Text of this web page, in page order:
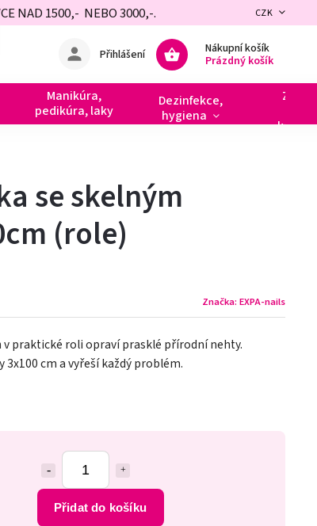
NAD 1500,- NEBO 3000,-. CZK
Nákupní košík
Prázdný košík
Přihlášení
Manikúra,
pedikúra, laky
Dezinfekce,
hygiena
Přidat do košíku
se skelným
(role)
Značka: EXPA-nails
v praktické roli opraví prasklé přírodní nehty.
cm a vyřeší každý problém.